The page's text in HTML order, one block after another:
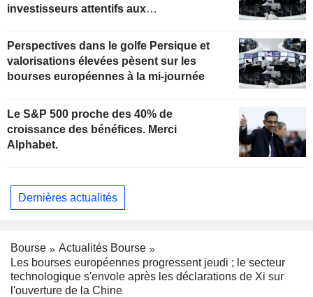
investisseurs attentifs aux
Perspectives dans le golfe Persique et
valorisations élevées pèsent sur les
bourses européennes à la mi-journée
Le S&P 500 proche des 40% de
croissance des bénéfices. Merci
Alphabet.
Dernières actualités
Bourse
Actualités Bourse
Les bourses européennes progressent jeudi ; le secteur
technologique s'envole après les déclarations de Xi sur
l'ouverture de la Chine